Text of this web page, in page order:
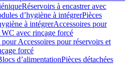
Réservoirs à encastrer avec
d’hygiène à intégrerPièces
à intégrerAccessoires pour
WC avec rinçage forcé
pour Accessoires pour réservoirs et
forcé
d’alimentationPièces détachées